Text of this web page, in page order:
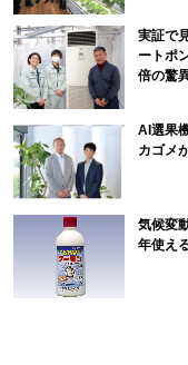
実証で
ートポ
倍の驚
AI選果
カゴメ
気候変
年使え